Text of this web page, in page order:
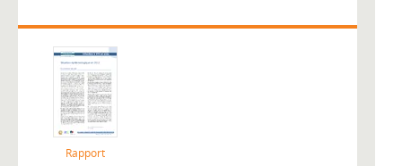
Rapport